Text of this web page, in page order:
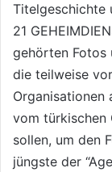
Titelgeschichte
21
gehörten Fotos
die teilweise
Organisationen
vom türkischen
sollen, um den
jüngste der